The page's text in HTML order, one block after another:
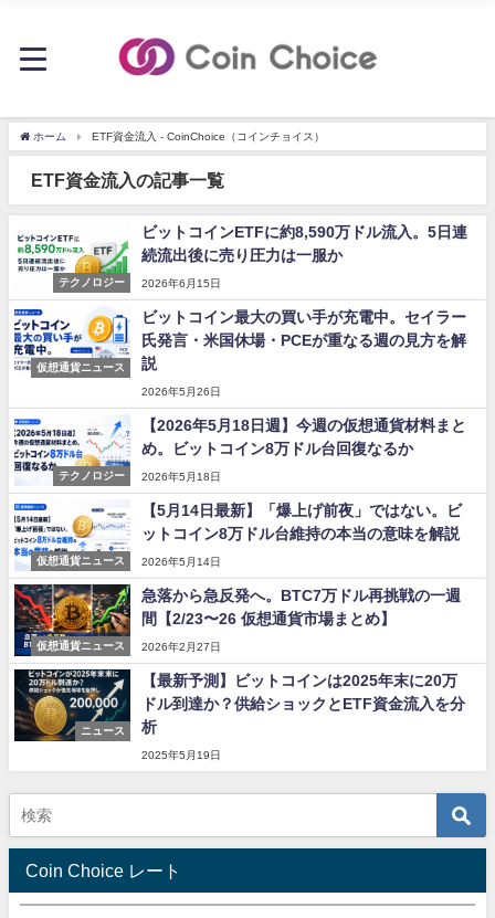
ホーム ETF資金流入 - CoinChoice（コインチョイス）
ETF資金流入の記事一覧
テクノロジー
ビットコインETFに約8,590万ドル流入。5日連
続流出後に売り圧力は一服か
2026年6月15日
仮想通貨ニュース
ビットコイン最大の買い手が充電中。セイラー
氏発言・米国休場・PCEが重なる週の見方を解
説
2026年5月26日
テクノロジー
【2026年5月18日週】今週の仮想通貨材料まと
め。ビットコイン8万ドル台回復なるか
2026年5月18日
仮想通貨ニュース
【5月14日最新】「爆上げ前夜」ではない。ビ
ットコイン8万ドル台維持の本当の意味を解説
2026年5月14日
仮想通貨ニュース
急落から急反発へ。BTC7万ドル再挑戦の一週
間【2/23〜26 仮想通貨市場まとめ】
2026年2月27日
ニュース
【最新予測】ビットコインは2025年末に20万
ドル到達か？供給ショックとETF資金流入を分
析
2025年5月19日
Coin Choice レート